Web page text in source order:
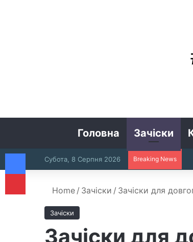
Головна Зачіски
Субота, 8 Серпня 2026 Breaking News
Home / Зачіски / Зачіски для
Зачіски
Зачіски для